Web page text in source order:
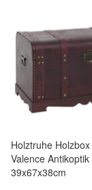
Holztruhe Holzbox
Valence Antikoptik
39x67x38cm